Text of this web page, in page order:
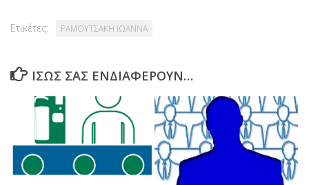
Ετικέτες: ΡΑΜΟΥΤΣΑΚΗ ΙΩΑΝΝΑ
ΊΣΩΣ ΣΑΣ ΕΝΔΙΑΦΈΡΟΥΝ…